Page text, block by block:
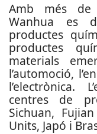
Amb més de
Wanhua es
productes
productes
materials
l’automoció,
l’electrònica.
centres de
Sichuan,
Units, Japó i